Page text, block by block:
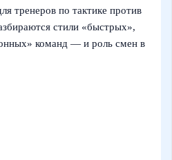
тренеров по тактике против
стили «быстрых»,
команд — и роль смен в